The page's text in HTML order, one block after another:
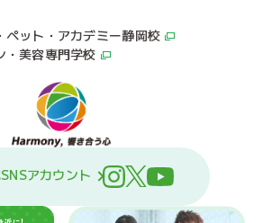
ペット・アカデミー静岡校
・美容専門学校
アカウント